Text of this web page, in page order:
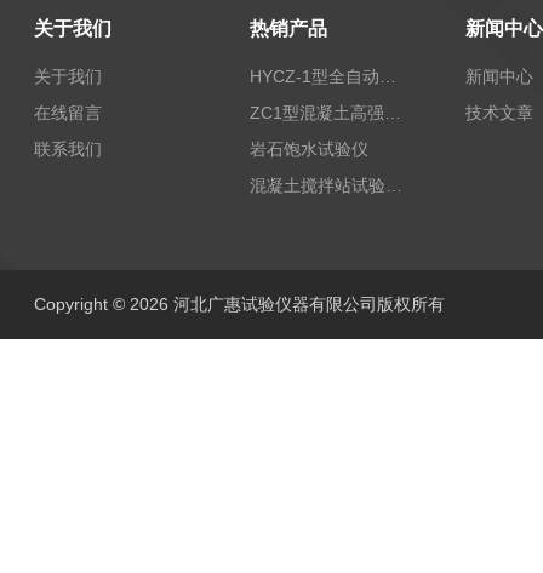
关于我们
关于我们
在线留言
联系我们
热销产品
岩石饱水试验仪
新闻中心
新闻中心
技术文章
Copyright © 2026 河北广惠试验仪器有限公司版权所有